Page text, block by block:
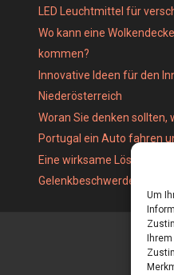
Um
LED Leuchtmittel für
Wo kann eine
kommen?
Innovative Ideen für den
Niederösterreich
Woran Sie denken sollten,
Portugal ein Auto fahren
Eine wirksame Lösung für
Gelenkbeschwerden